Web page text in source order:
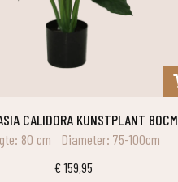
CALIDORA KUNSTPLANT 80CM
80 cm
Diameter: 75-100cm
€159,95